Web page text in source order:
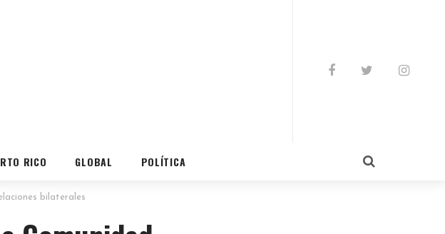
RICO GLOBAL POLÍTICA
bilaterales